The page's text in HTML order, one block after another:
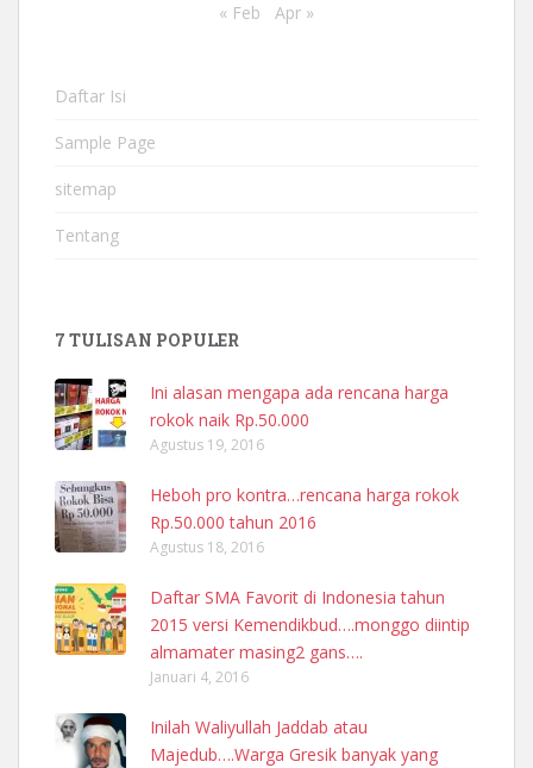
« Feb Apr »
Daftar Isi
Sample Page
sitemap
Tentang
7 TULISAN POPULER
Ini alasan mengapa ada rencana harga
rokok naik Rp.50.000
Agustus 19, 2016
Heboh pro kontra…rencana harga rokok
Rp.50.000 tahun 2016
Agustus 18, 2016
Daftar SMA Favorit di Indonesia tahun
2015 versi Kemendikbud….monggo diintip
almamater masing2 gans….
Januari 4, 2016
Inilah Waliyullah Jaddab atau
Majedub….Warga Gresik banyak yang